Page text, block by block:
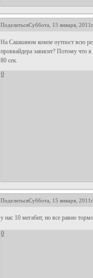
ПоделитьсяСуббота, 15 января,
На Сашкином компе оутпост всю
проввайдера зависит? Потому что
80 сек.
0
ПоделитьсяСуббота, 15 января,
у нас 10 мегабит, но все равно
0